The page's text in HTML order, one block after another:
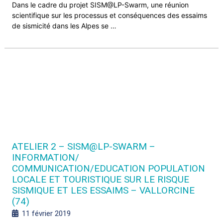
Dans le cadre du projet SISM@LP-Swarm, une réunion
scientifique sur les processus et conséquences des essaims
de sismicité dans les Alpes se …
ATELIER 2 – SISM@LP-SWARM –
INFORMATION/
COMMUNICATION/EDUCATION POPULATION
LOCALE ET TOURISTIQUE SUR LE RISQUE
SISMIQUE ET LES ESSAIMS – VALLORCINE
(74)
11 février 2019